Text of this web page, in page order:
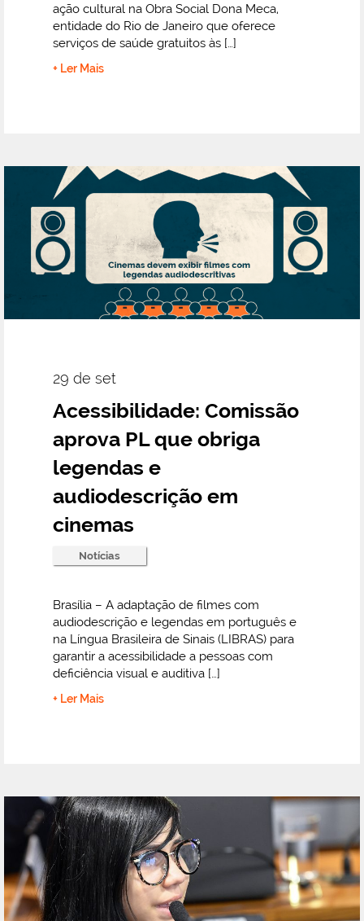
ação cultural na Obra Social Dona Meca,
entidade do Rio de Janeiro que oferece
serviços de saúde gratuitos às […]
+ Ler Mais
29 de set
Acessibilidade: Comissão
aprova PL que obriga
legendas e
audiodescrição em
cinemas
Notícias
Brasília – A adaptação de filmes com
audiodescrição e legendas em português e
na Língua Brasileira de Sinais (LIBRAS) para
garantir a acessibilidade a pessoas com
deficiência visual e auditiva […]
+ Ler Mais